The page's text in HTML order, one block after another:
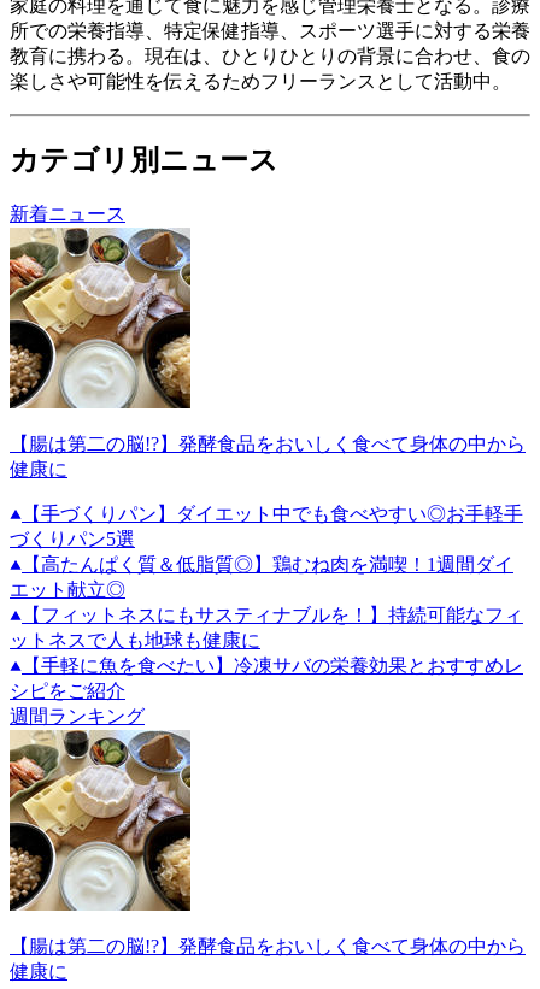
家庭の料理を通じて食に魅力を感じ管理栄養士となる。 診療
所での栄養指導、特定保健指導、スポーツ選手に対する栄養
教育に携わる。 現在は、ひとりひとりの背景に合わせ、食の
楽しさや可能性を伝えるためフリーランスとして活動中。
カテゴリ別ニュース
新着ニュース
【腸は第二の脳!?】発酵食品をおいしく食べて身体の中から
健康に
【手づくりパン】ダイエット中でも食べやすい◎お手軽手
づくりパン5選
【高たんぱく質＆低脂質◎】鶏むね肉を満喫！1週間ダイ
エット献立◎
【フィットネスにもサスティナブルを！】持続可能なフィ
ットネスで人も地球も健康に
【手軽に魚を食べたい】冷凍サバの栄養効果とおすすめレ
シピをご紹介
週間ランキング
【腸は第二の脳!?】発酵食品をおいしく食べて身体の中から
健康に